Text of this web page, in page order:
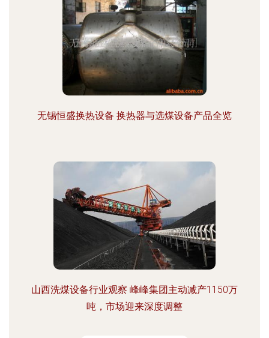
无锡恒盛换热设备 换热器与选煤设备产品全览
山西洗煤设备行业观察 峰峰集团主动减产1150万
吨，市场迎来深度调整